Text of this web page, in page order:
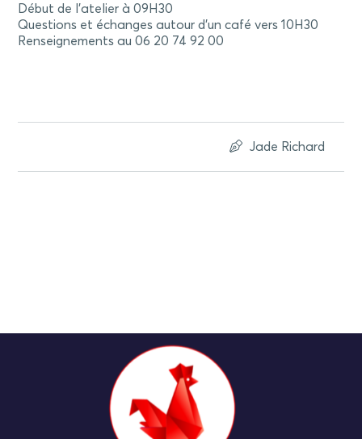
Début de l’atelier à 09H30
Questions et échanges autour d’un café vers 10H30
Renseignements au 06 20 74 92 00
Jade Richard